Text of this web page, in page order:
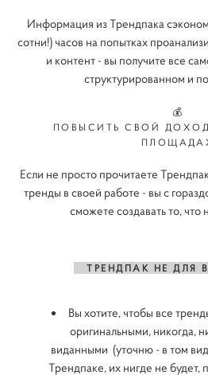
Информация из Трендпака
сотни!) часов на попытках
и контент - вы получите все
структурированном и
💰
ПОВЫСИТЬ СВОЙ
Если не просто прочитаете
тренды в своей работе - вы с
сможете создавать то, что
ТРЕНДПАК НЕ ДЛЯ
Вы хотите, чтобы все
оригинальными, никогда,
виданными (уточню - в том
Трендпаке, их нигде не будет,